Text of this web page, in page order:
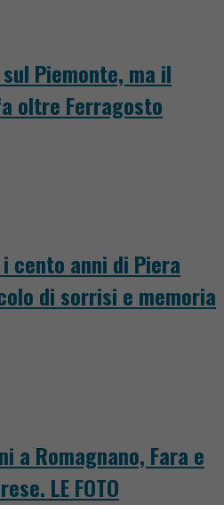
Piemonte, ma il
oltre Ferragosto
cento anni di Piera
di sorrisi e memoria
a Romagnano, Fara e
LE FOTO